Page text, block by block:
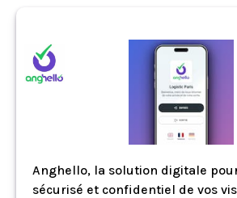
Anghello, la solution digitale
sécurisé et confidentiel de vos